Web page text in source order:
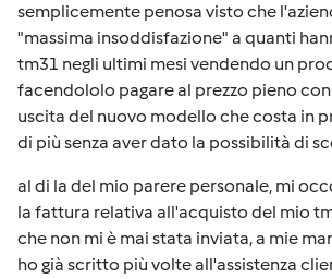
semplicemente penosa visto che
"massima insoddisfazione" a quanti
tm31 negli ultimi mesi vendendo un
facendololo pagare al prezzo pieno
uscita del nuovo modello che costa in
di più senza aver dato la possibilità di
al di la del mio parere personale, mi
la fattura relativa all'acquisto del mio
che non mi è mai stata inviata, a mie
ho già scritto più volte all'assistenza